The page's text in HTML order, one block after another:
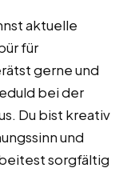
aktuelle
für
gerne und
bei der
Du bist kreativ
und
sorgfältig